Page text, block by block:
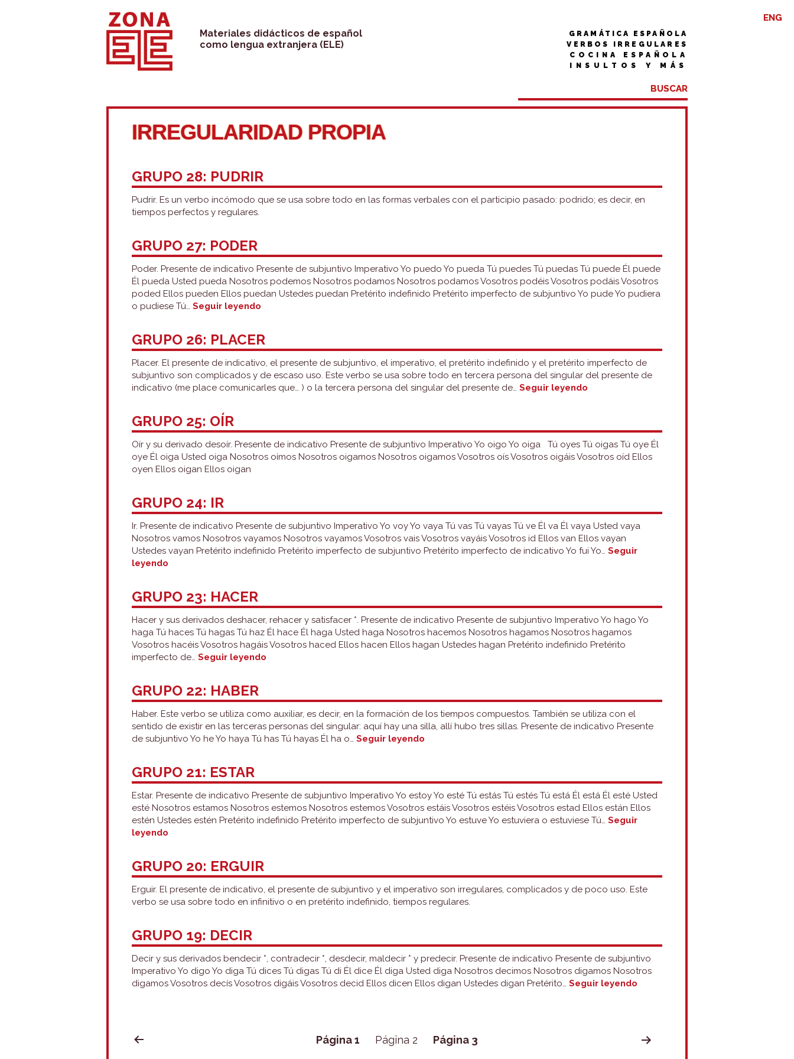
Saltar
contenido
Materiales didácticos de español
como lengua extranjera (ELE)
GRAMÁTICA ESPAÑOLA
VERBOS IRREGULARES
COCINA ESPAÑOLA
INSULTOS Y MÁS
ENG
IRREGULARIDAD PROPIA
GRUPO 28: PUDRIR
Pudrir. Es un verbo incómodo que se usa sobre todo en las formas verbales con el participio pasado: podrido; es decir, en
tiempos perfectos y regulares.
GRUPO 27: PODER
Poder. Presente de indicativo Presente de subjuntivo Imperativo Yo puedo Yo pueda Tú puedes Tú puedas Tú puede Él puede
Él pueda Usted pueda Nosotros podemos Nosotros podamos Nosotros podamos Vosotros podéis Vosotros podáis Vosotros
poded Ellos pueden Ellos puedan Ustedes puedan Pretérito indefinido Pretérito imperfecto de subjuntivo Yo pude Yo pudiera
o pudiese Tú…Seguir leyendo
GRUPO 26: PLACER
Placer. El presente de indicativo, el presente de subjuntivo, el imperativo, el pretérito indefinido y el pretérito imperfecto de
subjuntivo son complicados y de escaso uso. Este verbo se usa sobre todo en tercera persona del singular del presente de
indicativo (me place comunicarles que… ) o la tercera persona del singular del presente de…Seguir leyendo
GRUPO 25: OÍR
Oír y su derivado desoír. Presente de indicativo Presente de subjuntivo Imperativo Yo oigo Yo oiga Tú oyes Tú oigas Tú oye Él
oye Él oiga Usted oiga Nosotros oímos Nosotros oigamos Nosotros oigamos Vosotros oís Vosotros oigáis Vosotros oíd Ellos
oyen Ellos oigan Ellos oigan
GRUPO 24: IR
Ir. Presente de indicativo Presente de subjuntivo Imperativo Yo voy Yo vaya Tú vas Tú vayas Tú ve Él va Él vaya Usted vaya
Nosotros vamos Nosotros vayamos Nosotros vayamos Vosotros vais Vosotros vayáis Vosotros id Ellos van Ellos vayan
Ustedes vayan Pretérito indefinido Pretérito imperfecto de subjuntivo Pretérito imperfecto de indicativo Yo fui Yo…Seguir
leyendo
GRUPO 23: HACER
Hacer y sus derivados deshacer, rehacer y satisfacer *. Presente de indicativo Presente de subjuntivo Imperativo Yo hago Yo
haga Tú haces Tú hagas Tú haz Él hace Él haga Usted haga Nosotros hacemos Nosotros hagamos Nosotros hagamos
Vosotros hacéis Vosotros hagáis Vosotros haced Ellos hacen Ellos hagan Ustedes hagan Pretérito indefinido Pretérito
imperfecto de…Seguir leyendo
GRUPO 22: HABER
Haber. Este verbo se utiliza como auxiliar, es decir, en la formación de los tiempos compuestos. También se utiliza con el
sentido de existir en las terceras personas del singular: aquí hay una silla, allí hubo tres sillas. Presente de indicativo Presente
de subjuntivo Yo he Yo haya Tú has Tú hayas Él ha o…Seguir leyendo
GRUPO 21: ESTAR
Estar. Presente de indicativo Presente de subjuntivo Imperativo Yo estoy Yo esté Tú estás Tú estés Tú está Él está Él esté Usted
esté Nosotros estamos Nosotros estemos Nosotros estemos Vosotros estáis Vosotros estéis Vosotros estad Ellos están Ellos
estén Ustedes estén Pretérito indefinido Pretérito imperfecto de subjuntivo Yo estuve Yo estuviera o estuviese Tú…Seguir
leyendo
GRUPO 20: ERGUIR
Erguir. El presente de indicativo, el presente de subjuntivo y el imperativo son irregulares, complicados y de poco uso. Este
verbo se usa sobre todo en infinitivo o en pretérito indefinido, tiempos regulares.
GRUPO 19: DECIR
Decir y sus derivados bendecir *, contradecir *, desdecir, maldecir * y predecir. Presente de indicativo Presente de subjuntivo
Imperativo Yo digo Yo diga Tú dices Tú digas Tú di Él dice Él diga Usted diga Nosotros decimos Nosotros digamos Nosotros
digamos Vosotros decís Vosotros digáis Vosotros decid Ellos dicen Ellos digan Ustedes digan Pretérito…Seguir leyendo
PAGINACIÓN
Página 1 Página 2 Página 3